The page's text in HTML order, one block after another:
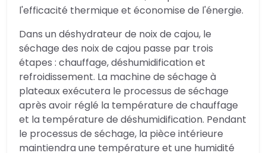
l'efficacité thermique et économise de l'énergie.
Dans un déshydrateur de noix de cajou, le
séchage des noix de cajou passe par trois
étapes : chauffage, déshumidification et
refroidissement. La machine de séchage à
plateaux exécutera le processus de séchage
après avoir réglé la température de chauffage
et la température de déshumidification. Pendant
le processus de séchage, la pièce intérieure
maintiendra une température et une humidité